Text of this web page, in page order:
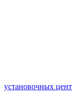
установочных